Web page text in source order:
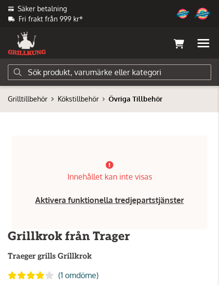
Säker betalning
Fri frakt från 999 kr*
Grilltillbehör Kökstillbehör Övriga Tillbehör
Innehållet kan inte visas
Aktivera funktionella tredjepartstjänster
Grillkrok från Trager
Traeger grills Grillkrok
(1 omdöme)